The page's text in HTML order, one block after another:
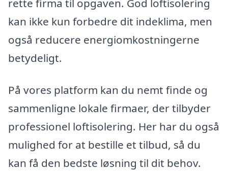
rette firma til opgaven. God loftisolering
kan ikke kun forbedre dit indeklima, men
også reducere energiomkostningerne
betydeligt.
På vores platform kan du nemt finde og
sammenligne lokale firmaer, der tilbyder
professionel loftisolering. Her har du også
mulighed for at bestille et tilbud, så du
kan få den bedste løsning til dit behov.